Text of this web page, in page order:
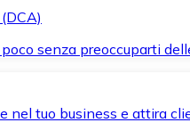
senza preoccuparti
nel tuo business e attira